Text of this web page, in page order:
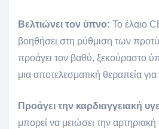
Βελτιώνει τον ύπνο: Το έλαιο
βοηθήσει στη ρύθμιση των
προάγει τον βαθύ, ξεκούραστο
μια αποτελεσματική θεραπεία
Προάγει την καρδιαγγειακή
μπορεί να μειώσει την αρτηριακή